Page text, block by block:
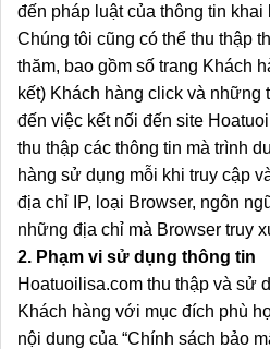
đến pháp luật của thông tin khai
Chúng tôi cũng có thể thu thập
thăm, bao gồm số trang Khách
kết) Khách hàng click và những
đến việc kết nối đến site
thu thập các thông tin mà trình
hàng sử dụng mỗi khi truy cập
địa chỉ IP, loại Browser, ngôn
những địa chỉ mà Browser truy
2. Phạm vi sử dụng thông tin
Hoatuoilisa.com thu thập và sử
Khách hàng với mục đích phù
nội dung của “Chính sách bảo